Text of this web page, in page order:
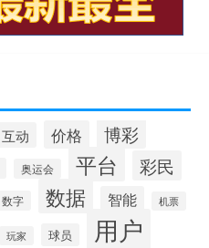
互动 价格 博彩
奥运会 平台 彩民
数字 数据 智能 机票
玩家 球员 用户